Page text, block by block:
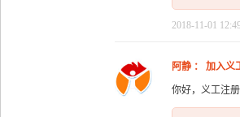
2018-11-01
阿静 ： 加入义
你好，义工注